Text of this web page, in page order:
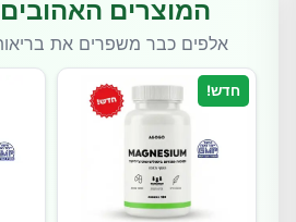
המוצרים
אלפים כבר משפרים את
חדש!